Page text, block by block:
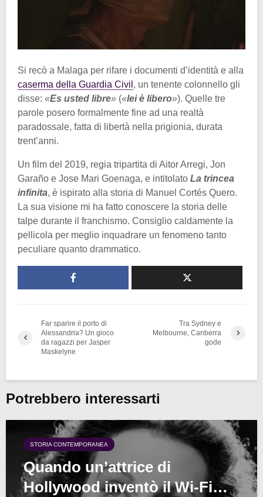
Si recò a Malaga per rifare i documenti d’identità e alla
caserma della Guardia Civil , un tenente colonnello gli
disse: «Es usted libre» («lei è libero»). Quelle tre
parole posero formalmente fine ad una realtà
paradossale, fatta di libertà nella prigionia, durata
trent’anni.
Un film del 2019, regia tripartita di Aitor Arregi, Jon
Garaño e Jose Mari Goenaga, e intitolato La trincea
infinita, è ispirato alla storia di Manuel Cortés Quero.
La sua visione mi ha fatto conoscere la storia delle
talpe durante il franchismo. Consiglio caldamente la
pellicola per meglio inquadrare un fenomeno tanto
peculiare quanto drammatico.
Far sparire il porto di
Alessandria? Un gioco
da ragazzi per Jasper
Maskelyne
Tra Sydney e
Melbourne, Canberra
gode
Potrebbero interessarti
STORIA CONTEMPORANEA
Quando un’attrice di
Hollywood inventò il Wi-Fi…